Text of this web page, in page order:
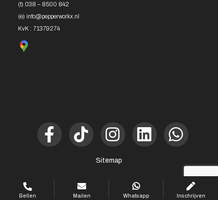
(t) 038 – 8500 842
(e) info@pepperworkx.nl
KvK : 71379274
Sitemap
Bellen Mailen Whatsapp Inschrijven